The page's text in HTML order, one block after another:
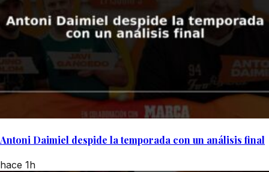
Antoni Daimiel despide la temporada con un análisis final
hace 1h